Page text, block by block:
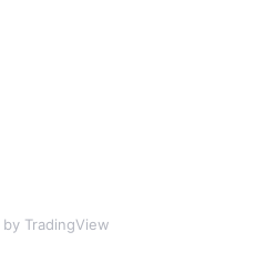
by TradingView